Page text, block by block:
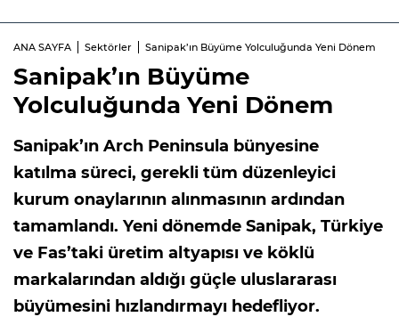
ANA SAYFA Sektörler Sanipak’ın Büyüme Yolculuğunda Yeni Dönem
Sanipak’ın Büyüme
Yolculuğunda Yeni Dönem
Sanipak’ın Arch Peninsula bünyesine
katılma süreci, gerekli tüm düzenleyici
kurum onaylarının alınmasının ardından
tamamlandı. Yeni dönemde Sanipak, Türkiye
ve Fas’taki üretim altyapısı ve köklü
markalarından aldığı güçle uluslararası
büyümesini hızlandırmayı hedefliyor.